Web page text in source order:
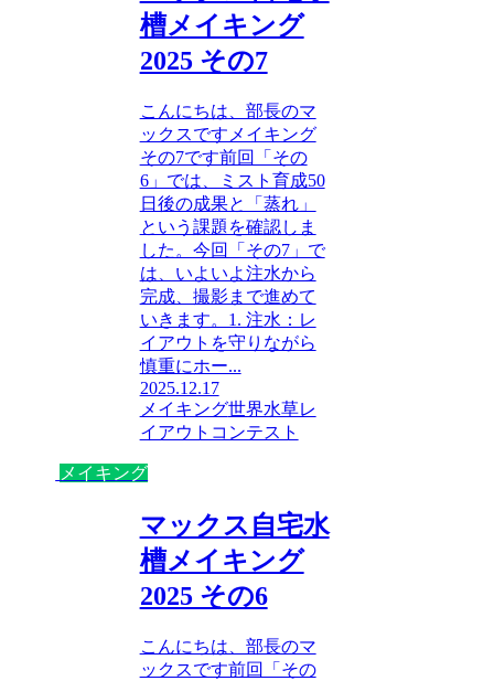
槽メイキング
2025 その7
こんにちは、部長のマ
ックスですメイキング
その7です前回「その
6」では、ミスト育成50
日後の成果と「蒸れ」
という課題を確認しま
した。今回「その7」で
は、いよいよ注水から
完成、撮影まで進めて
いきます。1. 注水：レ
イアウトを守りながら
慎重にホー...
2025.12.17
メイキング世界水草レ
イアウトコンテスト
メイキング
マックス自宅水
槽メイキング
2025 その6
こんにちは、部長のマ
ックスです前回「その